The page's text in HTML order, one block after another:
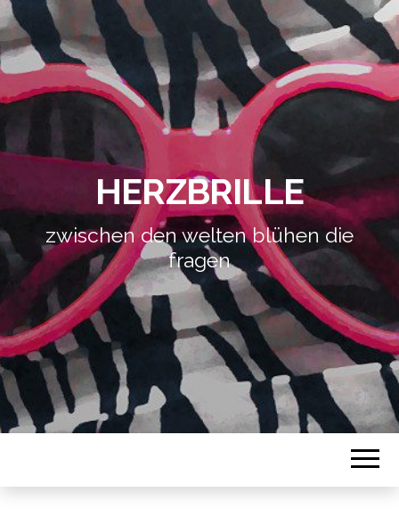
HERZBRILLE
zwischen den welten blühen die
fragen